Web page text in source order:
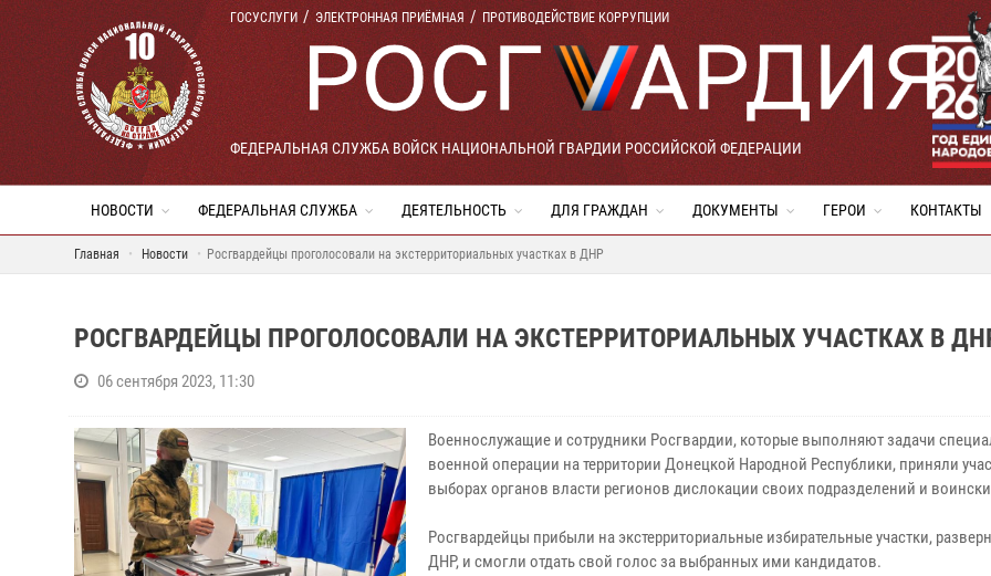
ГОСУСЛУГИ ЭЛЕКТРОННАЯ ПРИЁМНАЯ ПРОТИВОДЕЙСТВИЕ КОРРУПЦИИ
ФЕДЕРАЛЬНАЯ СЛУЖБА ВОЙСК НАЦИОНАЛЬНОЙ ГВАРДИИ РОССИЙСКОЙ ФЕДЕРАЦИИ
НОВОСТИ ФЕДЕРАЛЬНАЯ СЛУЖБА ДЕЯТЕЛЬНОСТЬ ДЛЯ ГРАЖДАН ДОКУМЕНТЫ ГЕРОИ КОНТАКТЫ
Главная Новости Росгвардейцы проголосовали на экстерриториальных участках в ДНР
РОСГВАРДЕЙЦЫ ПРОГОЛОСОВАЛИ НА ЭКСТЕРРИТОРИАЛЬНЫХ УЧАСТКАХ В
06 сентября 2023, 11:30
Военнослужащие и сотрудники Росгвардии, которые выполняют задачи
военной операции на территории Донецкой Народной Республики, приняли
выборах органов власти регионов дислокации своих подразделений и
Росгвардейцы прибыли на экстерриториальные избирательные участки,
ДНР, и смогли отдать свой голос за выбранных ими кандидатов.